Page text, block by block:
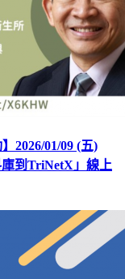
2026/01/09 (五)
到TriNetX」線上